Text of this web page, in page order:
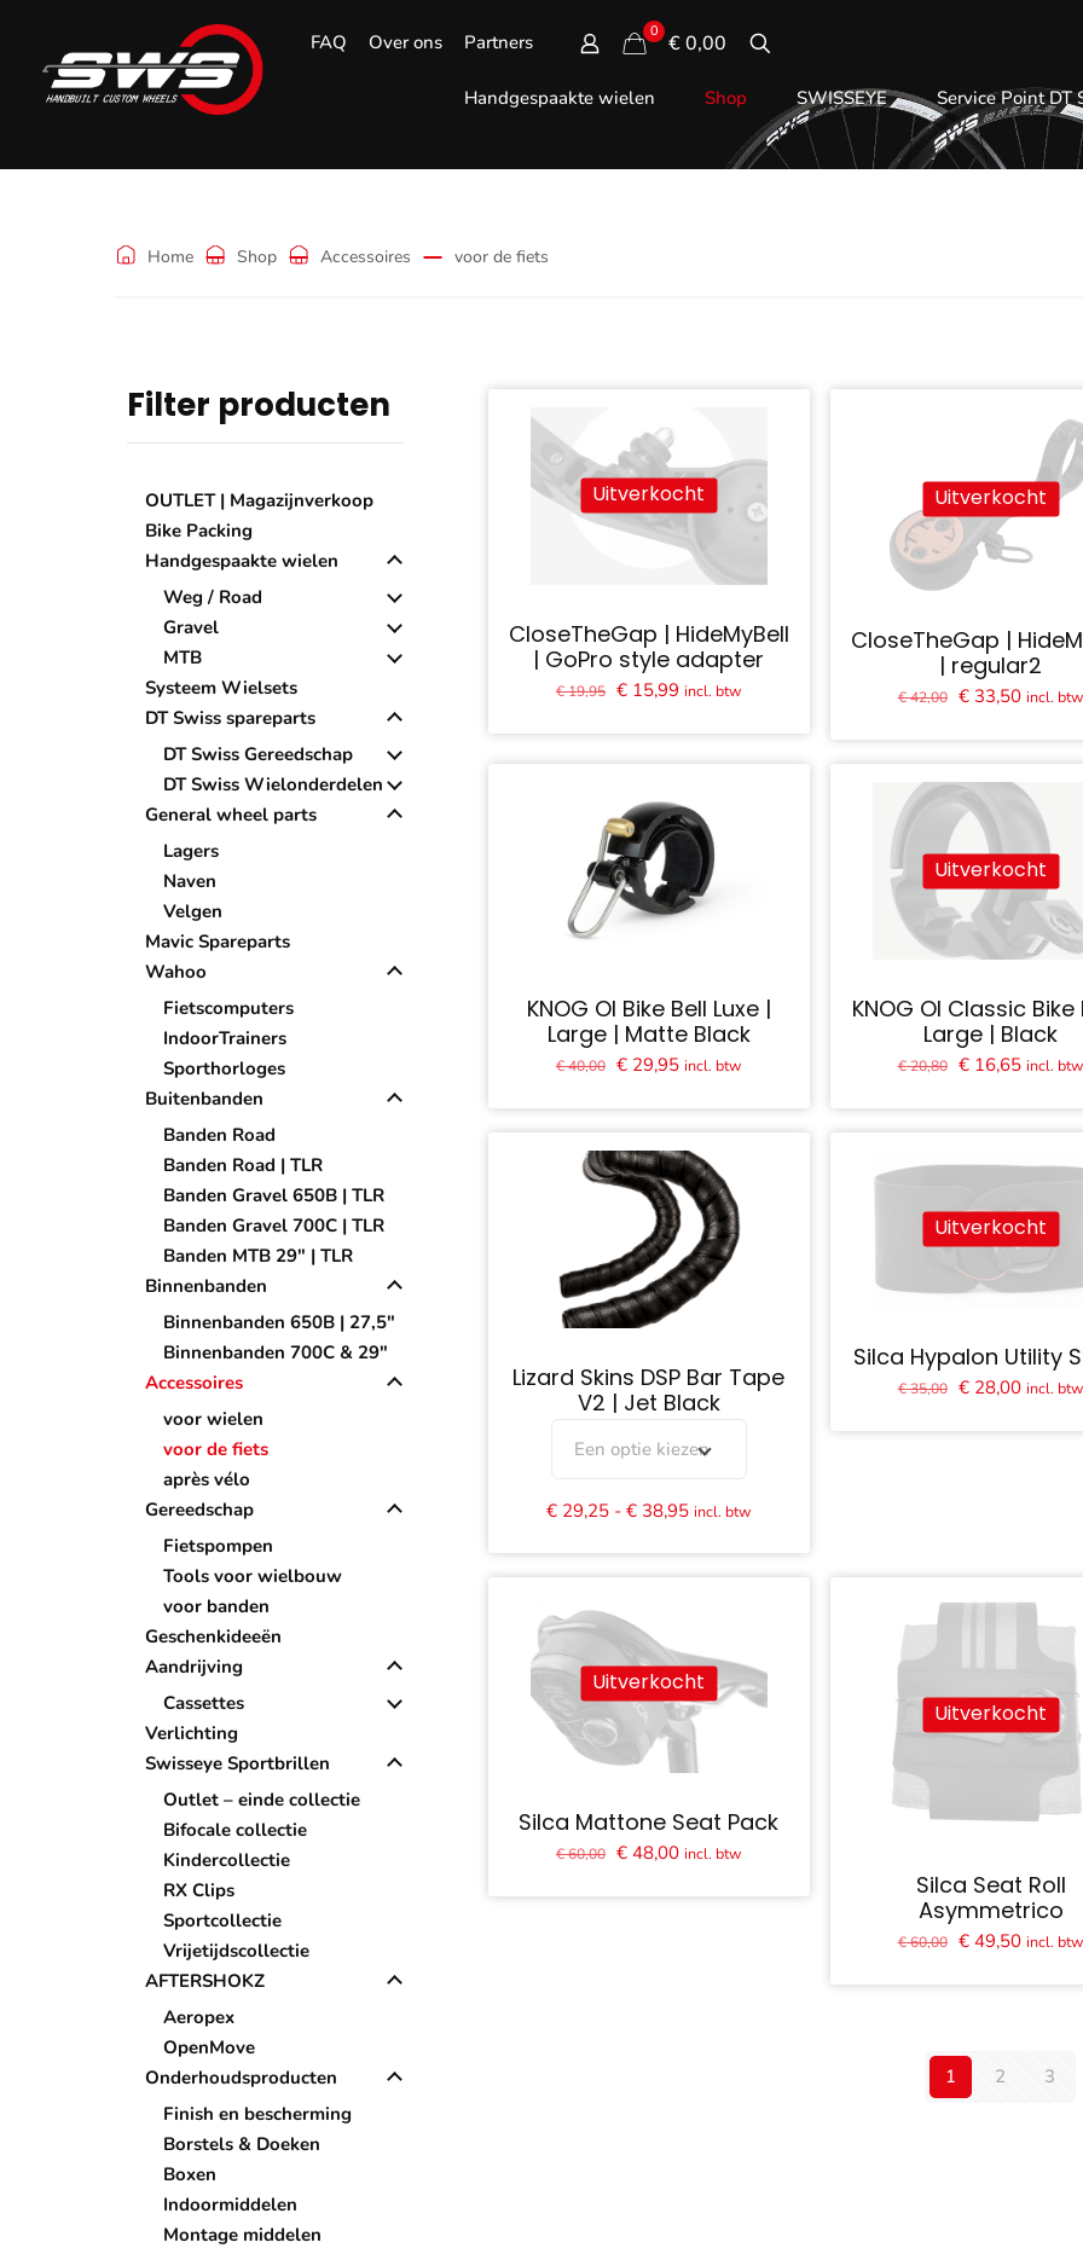
FAQ Over ons Partners 0 € 0,00
Handgespaakte wielen Shop SWISSEYE Service Point DT
Home Shop Accessoires voor de fiets
Filter producten
OUTLET | Magazijnverkoop
Bike Packing
Handgespaakte wielen
Weg / Road
Gravel
MTB
Systeem Wielsets
DT Swiss spareparts
DT Swiss Gereedschap
DT Swiss Wielonderdelen
General wheel parts
Lagers
Naven
Velgen
Mavic Spareparts
Wahoo
Fietscomputers
IndoorTrainers
Sporthorloges
Buitenbanden
Banden Road
Banden Road | TLR
Banden Gravel 650B | TLR
Banden Gravel 700C | TLR
Banden MTB 29" | TLR
Binnenbanden
Binnenbanden 650B | 27,5"
Binnenbanden 700C & 29"
Accessoires
voor wielen
voor de fiets
après vélo
Gereedschap
Fietspompen
Tools voor wielbouw
voor banden
Geschenkideeën
Aandrijving
Cassettes
Verlichting
Swisseye Sportbrillen
Outlet – einde collectie
Bifocale collectie
Kindercollectie
RX Clips
Sportcollectie
Vrijetijdscollectie
AFTERSHOKZ
Aeropex
OpenMove
Onderhoudsproducten
Finish en bescherming
Borstels & Doeken
Boxen
Indoormiddelen
Montage middelen
Uitverkocht
CloseTheGap | HideMyBell
| GoPro style adapter
€19,95 Oorspronkelijke
€15,99Huidige
incl. btw
Uitverkocht
CloseTheGap |
| regular2
€42,00 Oorspronkelijke
€ 42,00.
€33,50Huidige
€ 33,50.
incl. btw
KNOG OI Bike Bell Luxe |
Large | Matte Black
€40,00 Oorspronkelijke
€ 40,00.
€29,95Huidige
€ 29,95.
incl. btw
Uitverkocht
KNOG OI Classic Bike
Large | Black
€20,80 Oorspronkelijke
€16,65Huidige
incl. btw
Lizard Skins DSP Bar Tape
V2 | Jet Black
Een optie kiezen
€29,25 - €38,95Prijsklasse:
incl. btw
Uitverkocht
Silca Hypalon Utility
€35,00 Oorspronkelijke
€28,00Huidige
incl. btw
Uitverkocht
Silca Mattone Seat Pack
€60,00 Oorspronkelijke
€48,00Huidige
incl. btw
Uitverkocht
Silca Seat Roll
Asymmetrico
€60,00 Oorspronkelijke
€49,50Huidige
incl. btw
1 2 3